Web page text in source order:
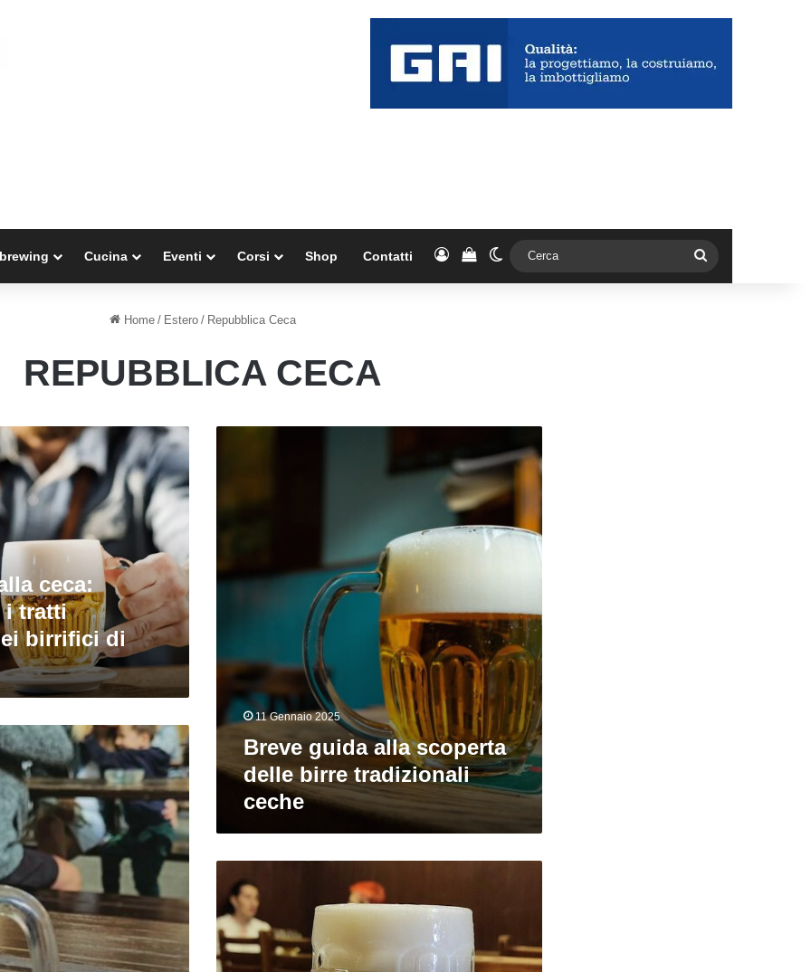
Cucina Eventi Corsi Shop Contatti AccediVedi il carrello
Cambia aspetto
Home / Estero / Repubblica Ceca
REPUBBLICA CECA
ceca:
i tratti
birrifici di
11 Gennaio 2025
Breve guida alla scoperta
delle birre tradizionali
ceche
birra
Repubblica
Ceca:
intervista